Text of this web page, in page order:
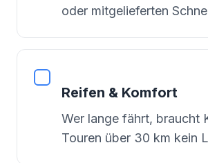
oder mitgelieferten
Reifen & Komfort
Wer lange fährt, braucht
Touren über 30 km kein